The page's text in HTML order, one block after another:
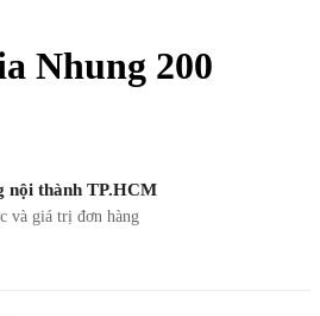
Nhung 200
nội thành TP.HCM
và giá trị đơn hàng